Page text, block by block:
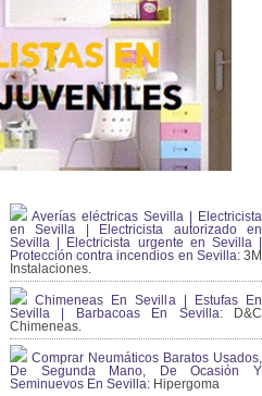
Averías eléctricas Sevilla | Electricista
en Sevilla | Electricista autorizado en
Sevilla | Electricista urgente en Sevilla |
Protección contra incendios en Sevilla:3M
Instalaciones.
Chimeneas En Sevilla | Estufas En
Sevilla | Barbacoas En Sevilla:D&C
Chimeneas.
Comprar Neumáticos Baratos Usados,
De Segunda Mano, De Ocasión Y
Seminuevos En Sevilla: Hipergoma